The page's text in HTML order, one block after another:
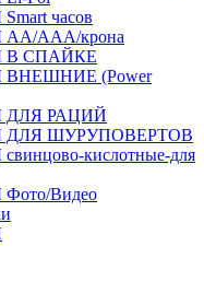
часов
ААА/крона
В СПАЙКЕ
(Power
РАЦИЙ
ШУРУПОВЕРТОВ
кислотные-для
Видео